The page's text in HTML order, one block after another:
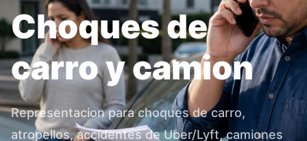
Choques de
carro y camion
Representacion para choques de carro,
atropellos, accidentes de Uber/Lyft, camiones